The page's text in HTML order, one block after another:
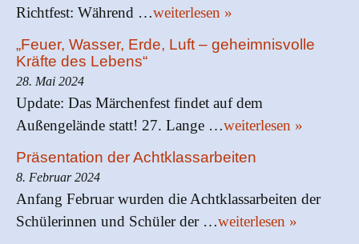
Richtfest: Während …weiterlesen »
„Feuer, Wasser, Erde, Luft – geheimnisvolle
Kräfte des Lebens“
28. Mai 2024
Update: Das Märchenfest findet auf dem
Außengelände statt! 27. Lange …weiterlesen »
Präsentation der Achtklassarbeiten
8. Februar 2024
Anfang Februar wurden die Achtklassarbeiten der
Schülerinnen und Schüler der …weiterlesen »